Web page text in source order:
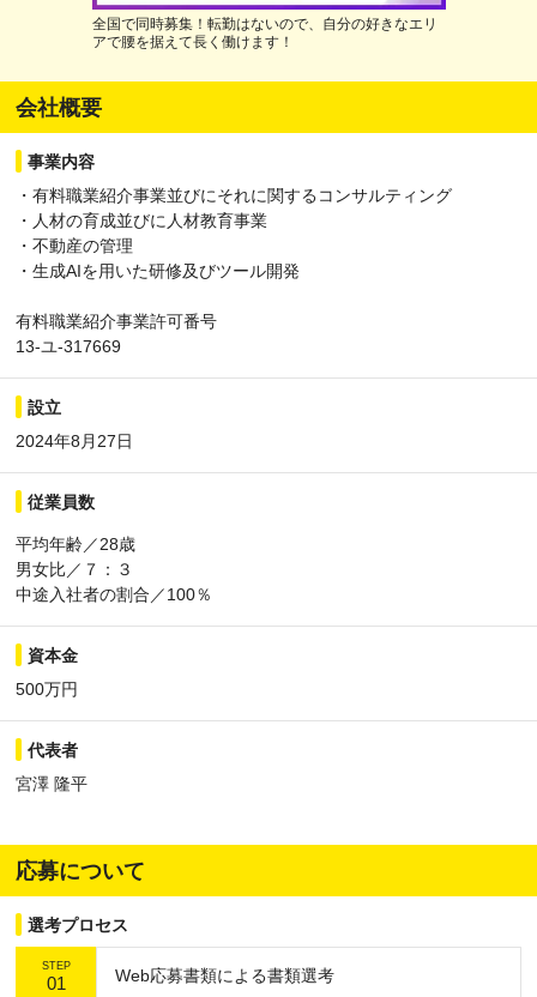
全国で同時募集！転勤はないので、自分の好きなエリ
アで腰を据えて長く働けます！
会社概要
事業内容
・有料職業紹介事業並びにそれに関するコンサルティング
・人材の育成並びに人材教育事業
・不動産の管理
・生成AIを用いた研修及びツール開発
有料職業紹介事業許可番号
13-ユ-317669
設立
2024年8月27日
従業員数
平均年齢／28歳
男女比／７：３
中途入社者の割合／100％
資本金
500万円
代表者
宮澤 隆平
応募について
選考プロセス
STEP
01 Web応募書類による書類選考